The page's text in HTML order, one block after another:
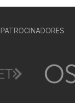
PATROCINADORES